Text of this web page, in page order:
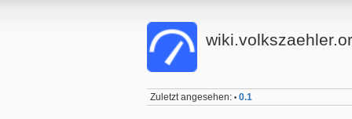
Zuletzt angesehen: • 0.1